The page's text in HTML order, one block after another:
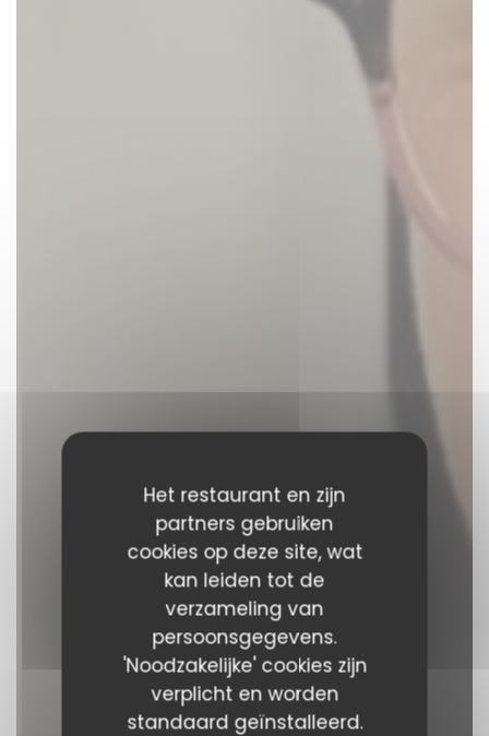
Het restaurant en zijn
partners gebruiken
cookies op deze site, wat
kan leiden tot de
verzameling van
persoonsgegevens.
'Noodzakelijke' cookies zijn
verplicht en worden
standaard geïnstalleerd.